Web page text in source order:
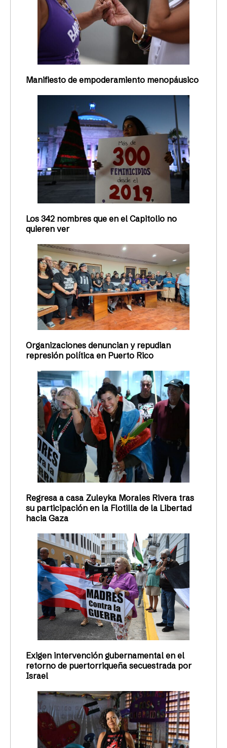
Manifiesto de empoderamiento menopáusico
Los 342 nombres que en el Capitolio no
quieren ver
Organizaciones denuncian y repudian
represión política en Puerto Rico
Regresa a casa Zuleyka Morales Rivera tras
su participación en la Flotilla de la Libertad
hacia Gaza
Exigen intervención gubernamental en el
retorno de puertorriqueña secuestrada por
Israel